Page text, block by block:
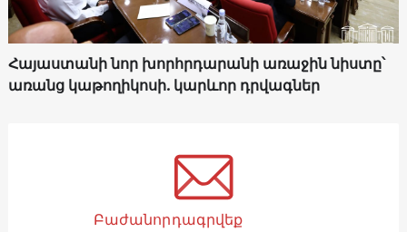
Հայաստանի նոր խորհրդարանի առաջին նիստը՝
առանց կաթողիկոսի. կարևոր դրվագներ
Բաժանորդագրվեք